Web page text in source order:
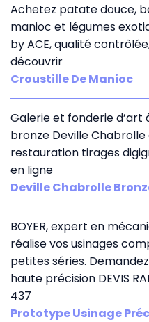
Achetez patate douce,
manioc et légumes
by ACE, qualité
découvrir
Croustille De Manioc
Galerie et fonderie d’art
bronze Deville
restauration tirages
en ligne
Deville Chabrolle
BOYER, expert en
réalise vos usinages
petites séries.
haute précision DEVIS
437
Prototype Usinage